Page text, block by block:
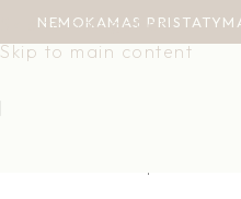
Skip to navigation
Skip to main content
NEMOKAMAS